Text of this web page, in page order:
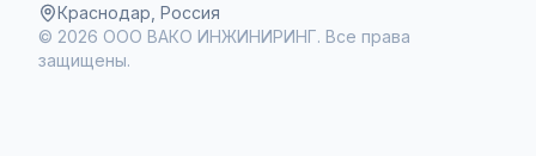
Краснодар, Россия
© 2026 ООО ВАКО ИНЖИНИРИНГ. Все права
защищены.